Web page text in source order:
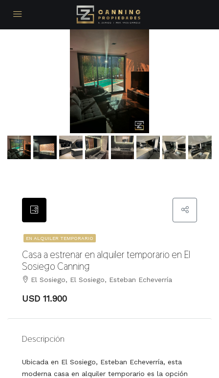
EN ALQUILER TEMPORARIO
Casa a estrenar en alquiler temporario en El
Sosiego Canning
El Sosiego, El Sosiego, Esteban Echeverría
USD 11.900
Descripción
Ubicada en El Sosiego, Esteban Echeverría, esta
moderna casa en alquiler temporario es la opción